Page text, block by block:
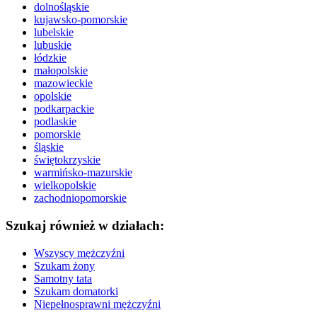
dolnośląskie
kujawsko-pomorskie
lubelskie
lubuskie
łódzkie
małopolskie
mazowieckie
opolskie
podkarpackie
podlaskie
pomorskie
śląskie
świętokrzyskie
warmińsko-mazurskie
wielkopolskie
zachodniopomorskie
Szukaj również w działach:
Wszyscy mężczyźni
Szukam żony
Samotny tata
Szukam domatorki
Niepełnosprawni mężczyźni